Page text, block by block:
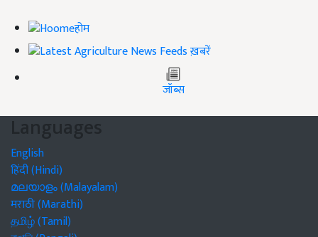
होम
ख़बरें
जॉब्स
Languages
English
हिंदी (Hindi)
മലയാളം (Malayalam)
मराठी (Marathi)
தமிழ் (Tamil)